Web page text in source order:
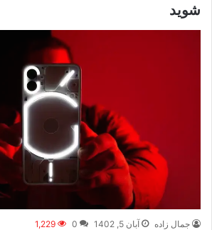
شوید
جمال زاده آبان 5, 1402 0
1,229